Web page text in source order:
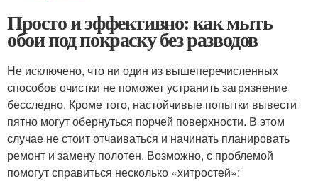
Просто и эффективно: как мыть
обои под покраску без разводов
Не исключено, что ни один из вышеперечисленных
способов очистки не поможет устранить загрязнение
бесследно. Кроме того, настойчивые попытки вывести
пятно могут обернуться порчей поверхности. В этом
случае не стоит отчаиваться и начинать планировать
ремонт и замену полотен. Возможно, с проблемой
помогут справиться несколько «хитростей»: